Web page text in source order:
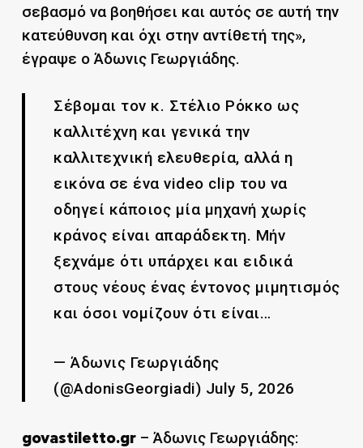
σεβασμό να βοηθήσει και αυτός σε αυτή την
κατεύθυνση και όχι στην αντίθετή της»,
έγραψε ο Άδωνις Γεωργιάδης.
Σέβομαι τον κ. Στέλιο Ρόκκο ως
καλλιτέχνη και γενικά την
καλλιτεχνική ελευθερία, αλλά η
εικόνα σε ένα video clip του να
οδηγεί κάποιος μία μηχανή χωρίς
κράνος είναι απαράδεκτη. Μήν
ξεχνάμε ότι υπάρχει και ειδικά
στους νέους ένας έντονος μιμητισμός
και όσοι νομίζουν ότι είναι…
— Άδωνις Γεωργιάδης
(@AdonisGeorgiadi) July 5, 2026
govastiletto.gr– Άδωνις Γεωργιάδης: